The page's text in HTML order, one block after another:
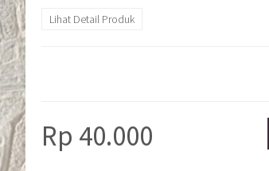
Lihat Detail Produk
Rp 40.000